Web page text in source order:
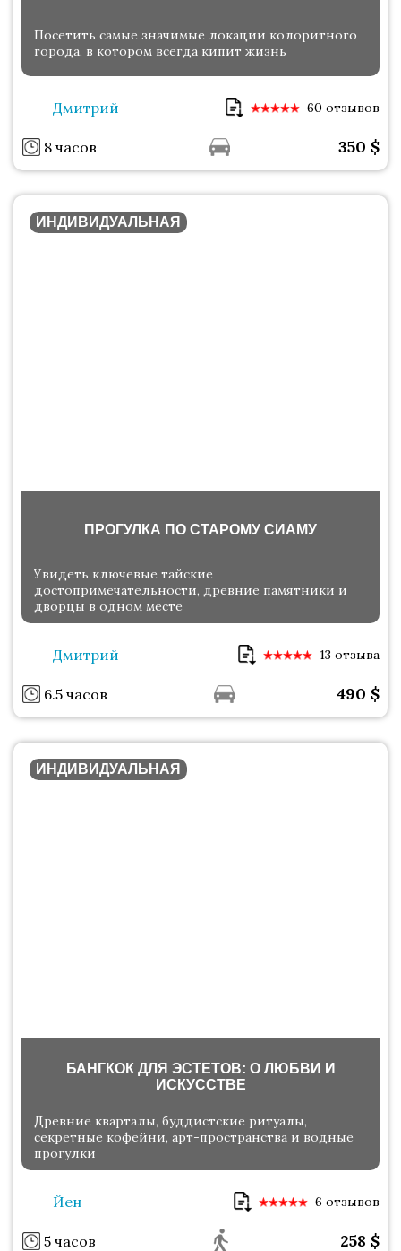
Посетить самые значимые локации колоритного
города, в котором всегда кипит жизнь
Дмитрий 60 отзывов
8 часов 350 $
ИНДИВИДУАЛЬНАЯ
ПРОГУЛКА ПО СТАРОМУ СИАМУ
Увидеть ключевые тайские
достопримечательности, древние памятники и
дворцы в одном месте
Дмитрий 13 отзыва
6.5 часов 490 $
ИНДИВИДУАЛЬНАЯ
БАНГКОК ДЛЯ ЭСТЕТОВ: О ЛЮБВИ И
ИСКУССТВЕ
Древние кварталы, буддистские ритуалы,
секретные кофейни, арт-пространства и водные
прогулки
Йен 6 отзывов
5 часов 258 $